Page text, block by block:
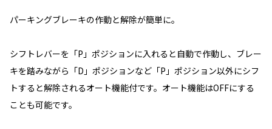
パーキングブレーキの作動と解除が簡単に。
シフトレバーを「P」ポジションに入れると自動で作動し、ブレー
キを踏みながら「D」ポジションなど「P」ポジション以外にシフ
トすると解除されるオート機能付です。オート機能はOFFにする
ことも可能です。